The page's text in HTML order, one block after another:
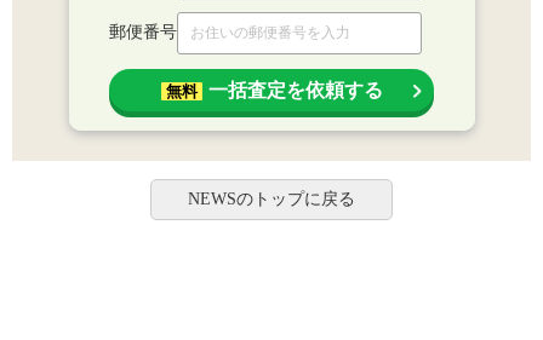
郵便番号
無料 一括査定を依頼する
NEWSのトップに戻る